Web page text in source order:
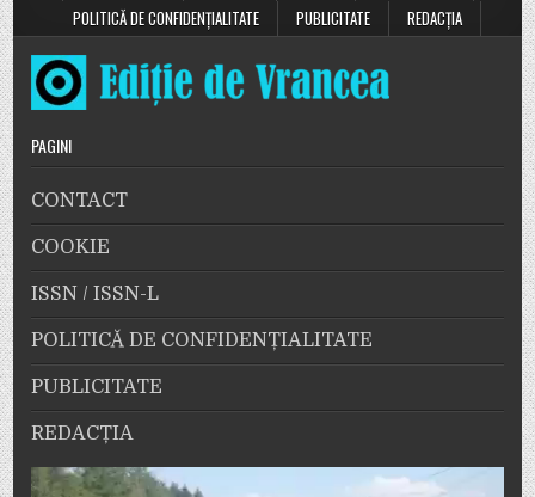
POLITICĂ DE CONFIDENȚIALITATE
PUBLICITATE REDACȚIA
PAGINI
CONTACT
COOKIE
ISSN / ISSN-L
POLITICĂ DE CONFIDENȚIALITATE
PUBLICITATE
REDACȚIA